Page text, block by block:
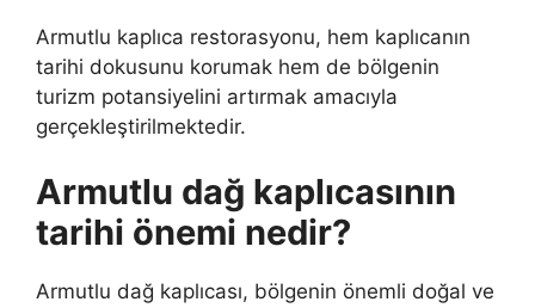
Armutlu kaplıca restorasyonu, hem kaplıcanın
tarihi dokusunu korumak hem de bölgenin
turizm potansiyelini artırmak amacıyla
gerçekleştirilmektedir.
Armutlu dağ kaplıcasının
tarihi önemi nedir?
Armutlu dağ kaplıcası, bölgenin önemli doğal ve